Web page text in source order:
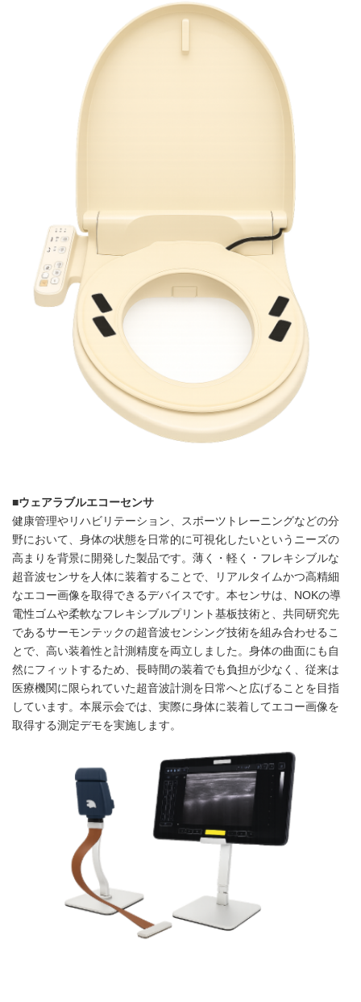
■ウェアラブルエコーセンサ
健康管理やリハビリテーション、スポーツトレーニングなどの分
野において、身体の状態を日常的に可視化したいというニーズの
高まりを背景に開発した製品です。薄く・軽く・フレキシブルな
超音波センサを人体に装着することで、リアルタイムかつ高精細
なエコー画像を取得できるデバイスです。本センサは、NOKの導
電性ゴムや柔軟なフレキシブルプリント基板技術と、共同研究先
であるサーモンテックの超音波センシング技術を組み合わせるこ
とで、高い装着性と計測精度を両立しました。身体の曲面にも自
然にフィットするため、長時間の装着でも負担が少なく、従来は
医療機関に限られていた超音波計測を日常へと広げることを目指
しています。本展示会では、実際に身体に装着してエコー画像を
取得する測定デモを実施します。